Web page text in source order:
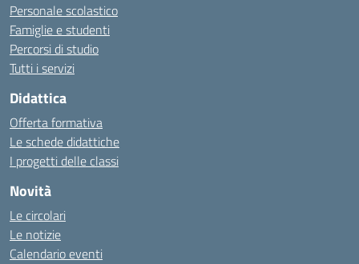
Personale scolastico
Famiglie e studenti
Percorsi di studio
Tutti i servizi
Didattica
Offerta formativa
Le schede didattiche
I progetti delle classi
Novità
Le circolari
Le notizie
Calendario eventi